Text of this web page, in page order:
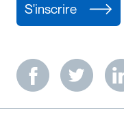
S'inscrire